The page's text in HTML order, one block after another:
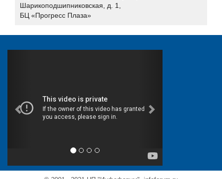
Актив
Аладдин Р.Д.
АНО «Индустрия безопасности»
АО "Вектор-Бест"
АО «ДиалогНаука»
Банковское обозрение
Гарда Технологии
Шарикоподшипниковская, д. 1,
БЦ «Прогресс Плаза»